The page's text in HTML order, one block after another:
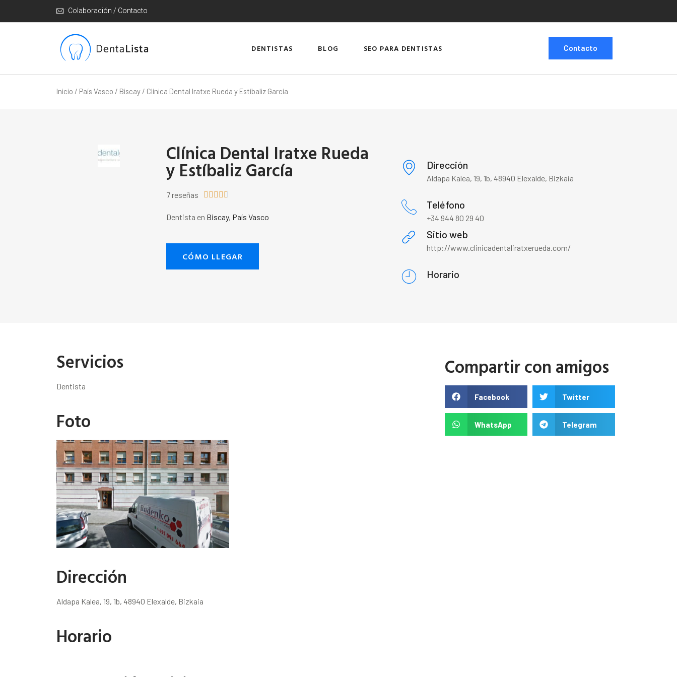
Colaboración / Contacto
DENTISTAS BLOG SEO PARA DENTISTAS Contacto
Inicio / País Vasco / Biscay / Clínica Dental Iratxe Rueda y Estíbaliz García
Clínica Dental Iratxe Rueda
y Estíbaliz García
7 reseñas     
Dentista en Biscay, País Vasco
CÓMO LLEGAR
Dirección
Aldapa Kalea, 19, 1b, 48940 Elexalde, Bizkaia
Teléfono
+34 944 80 29 40
Sitio web
http://www.clinicadentaliratxerueda.com/
Horario
Servicios
Dentista
Foto
Dirección
Aldapa Kalea, 19, 1b, 48940 Elexalde, Bizkaia
Horario
Compartir con amigos
Facebook Twitter
WhatsApp Telegram